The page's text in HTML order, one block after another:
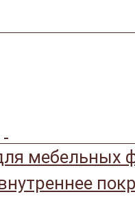
мебельных